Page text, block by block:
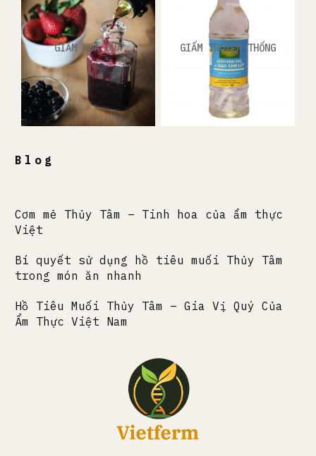
GIẤM HOA QUẢ GIẤM TRUYỀN THỐNG
Blog
Cơm mẻ Thủy Tâm – Tinh hoa của ẩm thực
Việt
Bí quyết sử dụng hồ tiêu muối Thủy Tâm
trong món ăn nhanh
Hồ Tiêu Muối Thủy Tâm – Gia Vị Quý Của
Ẩm Thực Việt Nam